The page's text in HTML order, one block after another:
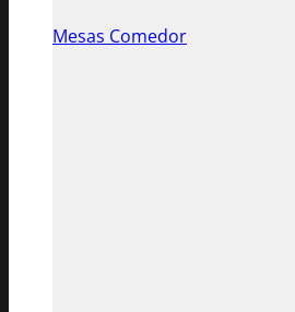
Mesas Comedor